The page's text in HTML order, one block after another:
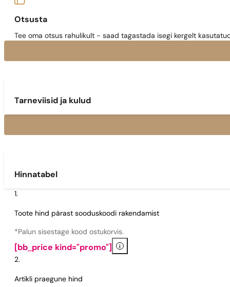
Otsusta
Tee oma otsus rahulikult - saad tagastada isegi kergelt
Tarneviisid ja kulud
Hinnatabel
Toote hind pärast sooduskoodi rakendamist
*Palun sisestage kood ostukorvis.
[bb_price kind="promo"] i
Artikli praegune hind